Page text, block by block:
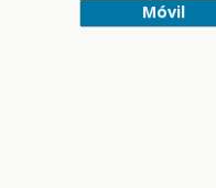
Móvil